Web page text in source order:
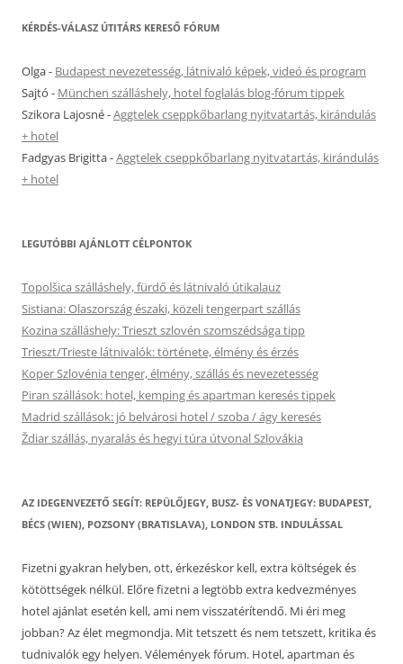
KÉRDÉS-VÁLASZ ÚTITÁRS KERESŐ FÓRUM
Olga- Budapest nevezetesség, látnivaló képek, videó és program
Sajtó - München szálláshely, hotel foglalás blog-fórum tippek
Szikora Lajosné-Aggtelek cseppkőbarlang nyitvatartás, kirándulás
+ hotel
Fadgyas Brigitta-Aggtelek cseppkőbarlang nyitvatartás, kirándulás
+ hotel
LEGUTÓBBI AJÁNLOTT CÉLPONTOK
Topolšica szálláshely, fürdő és látnivaló útikalauz
Sistiana: Olaszország északi, közeli tengerpart szállás
Kozina szálláshely: Trieszt szlovén szomszédsága tipp
Trieszt/Trieste látnivalók: története, élmény és érzés
Koper Szlovénia tenger, élmény, szállás és nevezetesség
Piran szállások: hotel, kemping és apartman keresés tippek
Madrid szállások: jó belvárosi hotel / szoba / ágy keresés
Ždiar szállás, nyaralás és hegyi túra útvonal Szlovákia
AZ IDEGENVEZETŐ SEGÍT: REPÜLŐJEGY, BUSZ- ÉS VONATJEGY: BUDAPEST,
BÉCS (WIEN), POZSONY (BRATISLAVA), LONDON STB. INDULÁSSAL
Fizetni gyakran helyben, ott, érkezéskor kell, extra költségek és
kötöttségek nélkül. Előre fizetni a legtöbb extra kedvezményes
hotel ajánlat esetén kell, ami nem visszatérítendő. Mi éri meg
jobban? Az élet megmondja. Mit tetszett és nem tetszett, kritika és
tudnivalók egy helyen. Vélemények fórum. Hotel, apartman és